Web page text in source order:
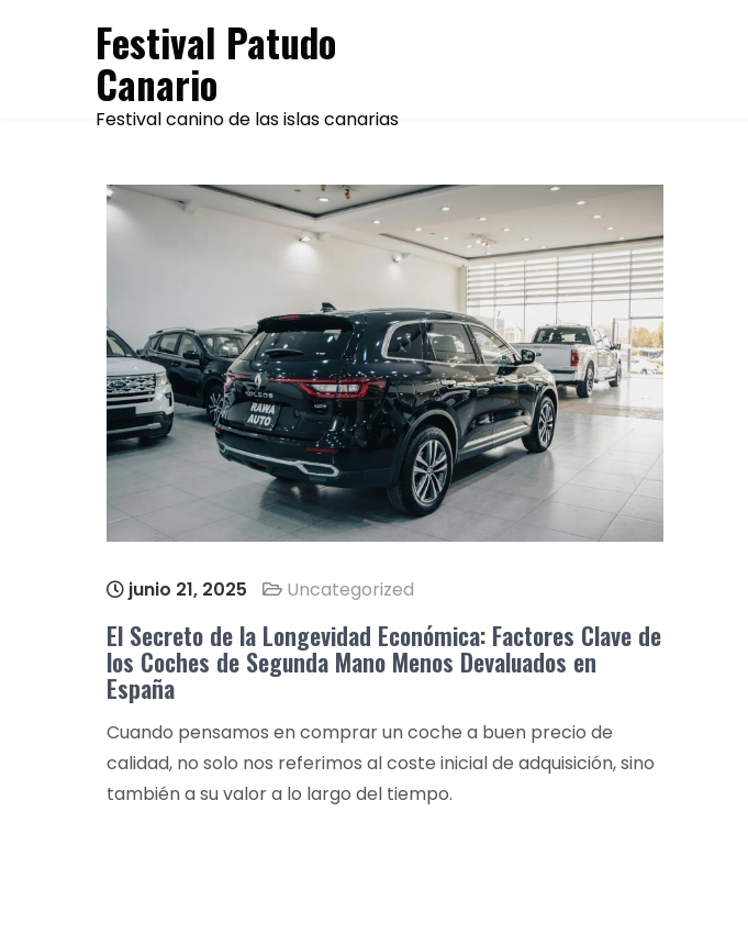
Festival Patudo
Canario
Festival canino de las islas canarias
junio 21, 2025 Uncategorized
El Secreto de la Longevidad Económica: Factores Clave de
los Coches de Segunda Mano Menos Devaluados en
España
Cuando pensamos en comprar un coche a buen precio de
calidad, no solo nos referimos al coste inicial de adquisición, sino
también a su valor a lo largo del tiempo.